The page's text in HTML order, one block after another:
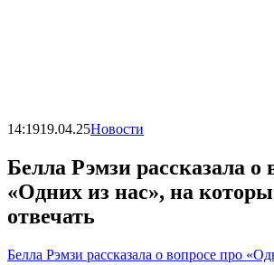
14:1919.04.25Новости
Белла Рэмзи рассказала о
«Одних из нас», на
отвечать
Белла Рэмзи рассказала о вопросе про